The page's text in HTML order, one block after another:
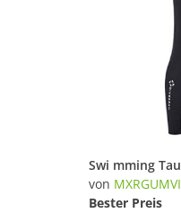
von MXRGUMVI
Bester Preis